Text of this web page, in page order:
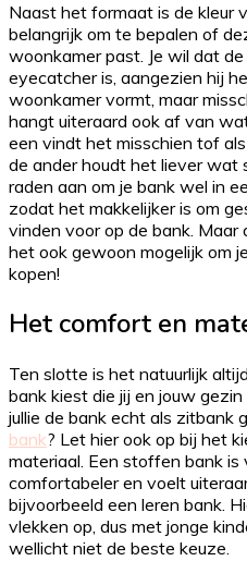
Naast het formaat is de kleur
belangrijk om te bepalen of
woonkamer past. Je wil dat
eyecatcher is, aangezien hij
woonkamer vormt, maar
hangt uiteraard ook af van
een vindt het misschien tof
de ander houdt het liever wat
raden aan om je bank wel in
zodat het makkelijker is om
vinden voor op de bank. Maar
het ook gewoon mogelijk om
kopen!
Het comfort en
Ten slotte is het natuurlijk
bank kiest die jij en jouw
jullie de bank echt als zitbank
bank? Let hier ook op bij het
materiaal. Een stoffen bank is
comfortabeler en voelt
bijvoorbeeld een leren bank.
vlekken op, dus met jonge
wellicht niet de beste keuze.